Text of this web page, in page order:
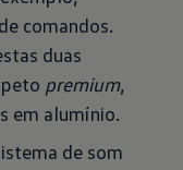
comandos.
duas
premium,
em alumínio.
de som